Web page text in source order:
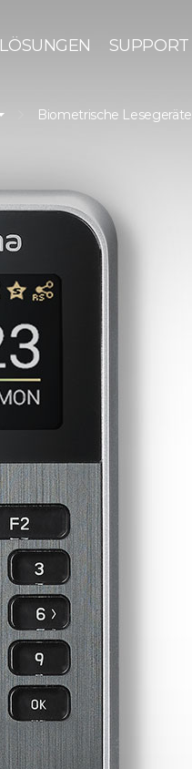
LÖSUNGEN SUPPORT
Biometrische Lesegeräte